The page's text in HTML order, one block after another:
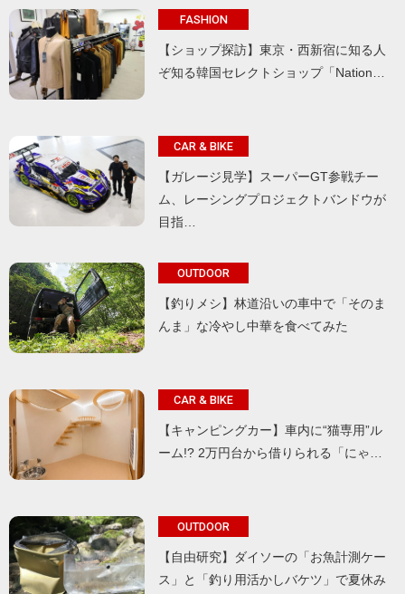
FASHION
【ショップ探訪】東京・西新宿に知る人
ぞ知る韓国セレクトショップ「Nation…
CAR & BIKE
【ガレージ見学】スーパーGT参戦チー
ム、レーシングプロジェクトバンドウが
目指…
OUTDOOR
【釣りメシ】林道沿いの車中で「そのま
んま」な冷やし中華を食べてみた
CAR & BIKE
【キャンピングカー】車内に“猫専用”ル
ーム!? 2万円台から借りられる「にゃ…
OUTDOOR
【自由研究】ダイソーの「お魚計測ケー
ス」と「釣り用活かしバケツ」で夏休み